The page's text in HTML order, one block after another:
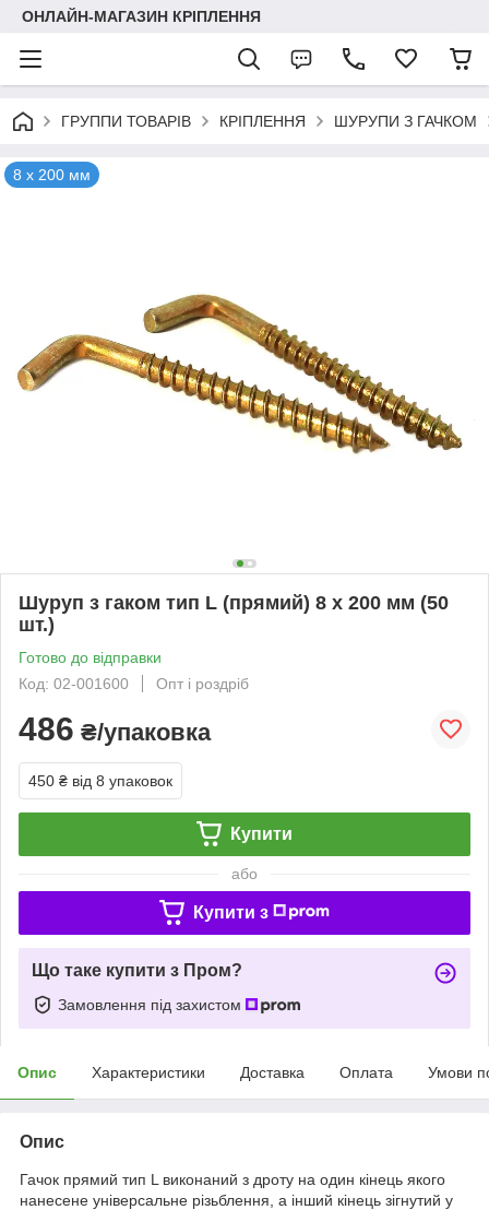
ОНЛАЙН-МАГАЗИН КРІПЛЕННЯ
ГРУППИ ТОВАРІВ КРІПЛЕННЯ ШУРУПИ З ГАЧКОМ
8 х 200 мм
Шуруп з гаком тип L (прямий) 8 х 200 мм (50
шт.)
Готово до відправки
Код: 02-001600
Опт і роздріб
486 ₴/упаковка
450 ₴ від 8 упаковок
Купити
або
Купити з
Що таке купити з Пром?
Замовлення під захистом
Опис Характеристики Доставка Оплата Умови
Опис
Гачок прямий тип L виконаний з дроту на один кінець якого
нанесене універсальне різьблення, а інший кінець зігнутий у